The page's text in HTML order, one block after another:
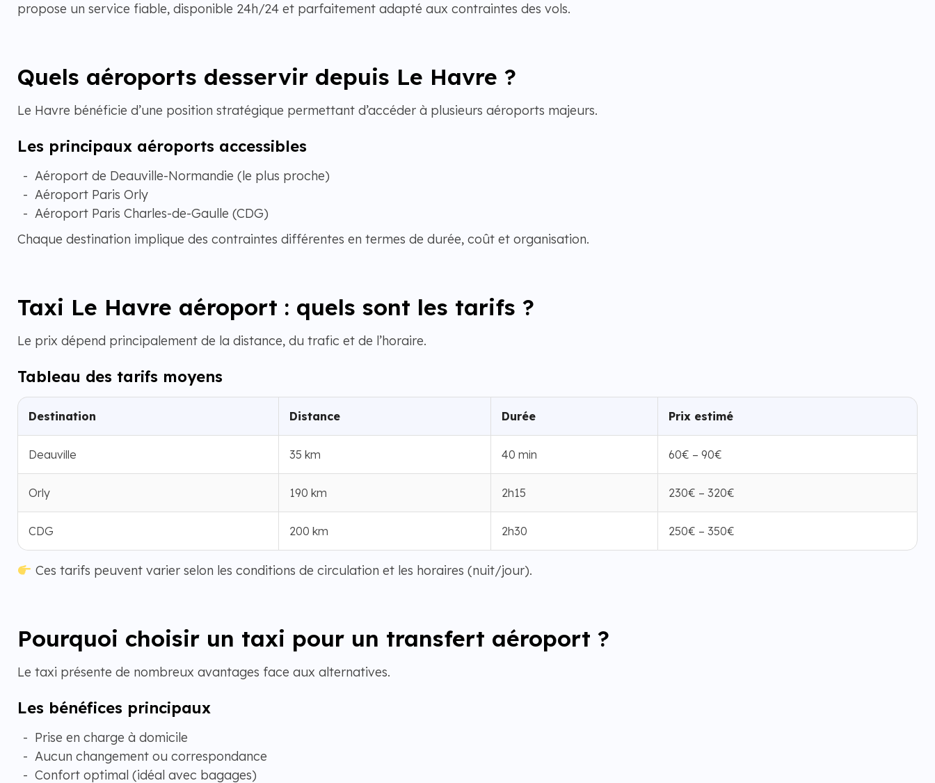
propose un service fiable, disponible 24h/24 et parfaitement adapté aux contraintes des vols.
Quels aéroports desservir depuis Le Havre ?
Le Havre bénéficie d’une position stratégique permettant d’accéder à plusieurs aéroports majeurs.
Les principaux aéroports accessibles
Aéroport de Deauville-Normandie (le plus proche)
Aéroport Paris Orly
Aéroport Paris Charles-de-Gaulle (CDG)
Chaque destination implique des contraintes différentes en termes de durée, coût et organisation.
Taxi Le Havre aéroport : quels sont les tarifs ?
Le prix dépend principalement de la distance, du trafic et de l’horaire.
Tableau des tarifs moyens
Destination Distance Durée Prix estimé
Deauville 35 km 40 min 60€ – 90€
Orly 190 km 2h15 230€ – 320€
CDG 200 km 2h30 250€ – 350€
Ces tarifs peuvent varier selon les conditions de circulation et les horaires (nuit/jour).
Pourquoi choisir un taxi pour un transfert aéroport ?
Le taxi présente de nombreux avantages face aux alternatives.
Les bénéfices principaux
Prise en charge à domicile
Aucun changement ou correspondance
Confort optimal (idéal avec bagages)